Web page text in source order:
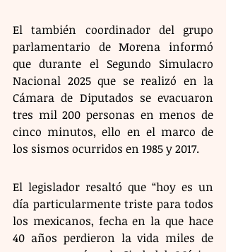
El también coordinador del grupo
parlamentario de Morena informó
que durante el Segundo Simulacro
Nacional 2025 que se realizó en la
Cámara de Diputados se evacuaron
tres mil 200 personas en menos de
cinco minutos, ello en el marco de
los sismos ocurridos en 1985 y 2017.
El legislador resaltó que “hoy es un
día particularmente triste para todos
los mexicanos, fecha en la que hace
40 años perdieron la vida miles de